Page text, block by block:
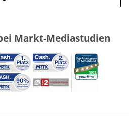
Markt-Mediastudien